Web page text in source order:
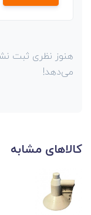
هنوز نظری ثبت
می‌دهد!
کالاهای مشابه